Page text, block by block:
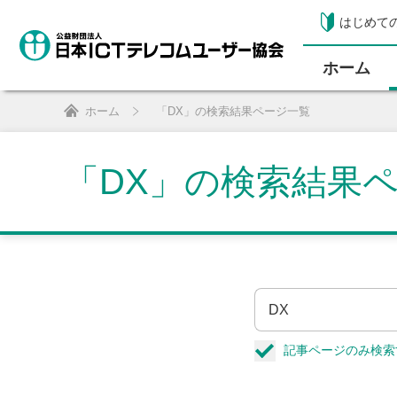
はじめて
ホーム
ホーム 「DX」の検索結果ページ一覧
「DX」の検索結果
記事ページのみ検